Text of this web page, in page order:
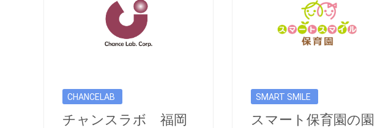
CHANCELAB
チャンスラボ 福岡
SMART SMILE
スマート保育園の園